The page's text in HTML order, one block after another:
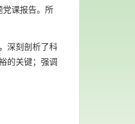
党课报告。所
深刻剖析了科
的关键；强调